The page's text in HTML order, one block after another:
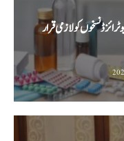
نسخوں کو لازمی قرار